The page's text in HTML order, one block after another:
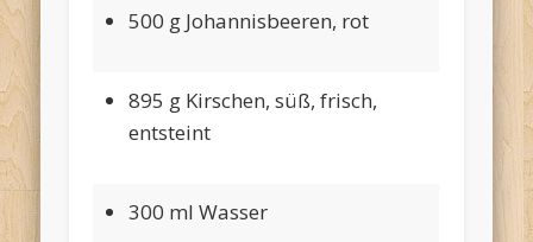
500 g Johannisbeeren, rot
895 g Kirschen, süß, frisch,
entsteint
300 ml Wasser